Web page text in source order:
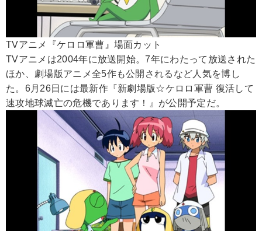
TVアニメ『ケロロ軍曹』場面カット
TVアニメは2004年に放送開始。7年にわたって放送された
ほか、劇場版アニメ全5作も公開されるなど人気を博し
た。6月26日には最新作『新劇場版☆ケロロ軍曹 復活して
速攻地球滅亡の危機であります！』が公開予定だ。